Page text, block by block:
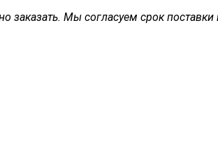
заказать. Мы согласуем срок